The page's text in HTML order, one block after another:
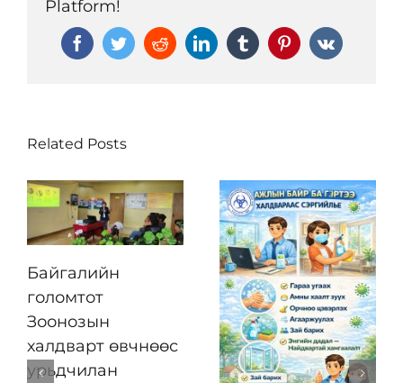
Platform!
FacebookTwitterRedditLinkedInTumblr Pinterest
Vk
Related Posts
Байгалийн
голомтот
Зоонозын
халдварт өвчнөөс
урьдчилан